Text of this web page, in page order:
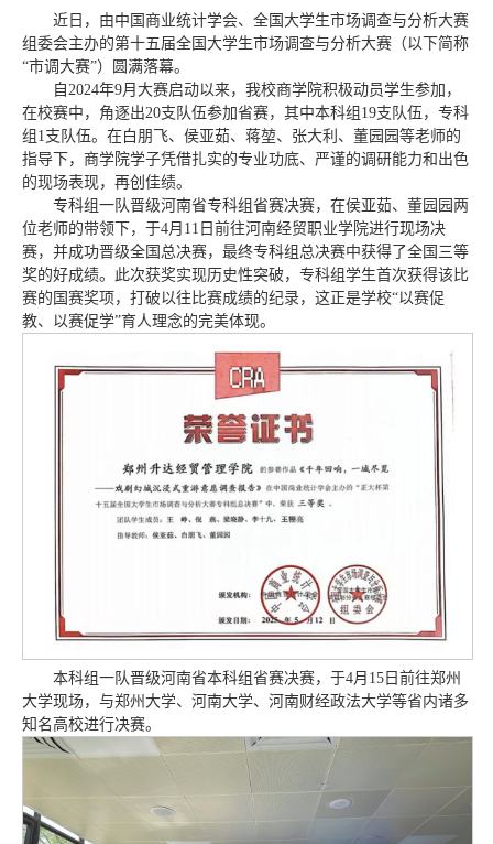
近日，由中国商业统计学会、全国大学生市场调查与分析大赛
组委会主办的第十五届全国大学生市场调查与分析大赛（以下简称
“市调大赛”）圆满落幕。
自2024年9月大赛启动以来，我校商学院积极动员学生参加，
在校赛中，角逐出20支队伍参加省赛，其中本科组19支队伍，专科
组1支队伍。在白朋飞、侯亚茹、蒋堃、张大利、董园园等老师的
指导下，商学院学子凭借扎实的专业功底、严谨的调研能力和出色
的现场表现，再创佳绩。
专科组一队晋级河南省专科组省赛决赛，在侯亚茹、董园园两
位老师的带领下，于4月11日前往河南经贸职业学院进行现场决
赛，并成功晋级全国总决赛，最终专科组总决赛中获得了全国三等
奖的好成绩。此次获奖实现历史性突破，专科组学生首次获得该比
赛的国赛奖项，打破以往比赛成绩的纪录，这正是学校“以赛促
教、以赛促学”育人理念的完美体现。
本科组一队晋级河南省本科组省赛决赛，于4月15日前往郑州
大学现场，与郑州大学、河南大学、河南财经政法大学等省内诸多
知名高校进行决赛。